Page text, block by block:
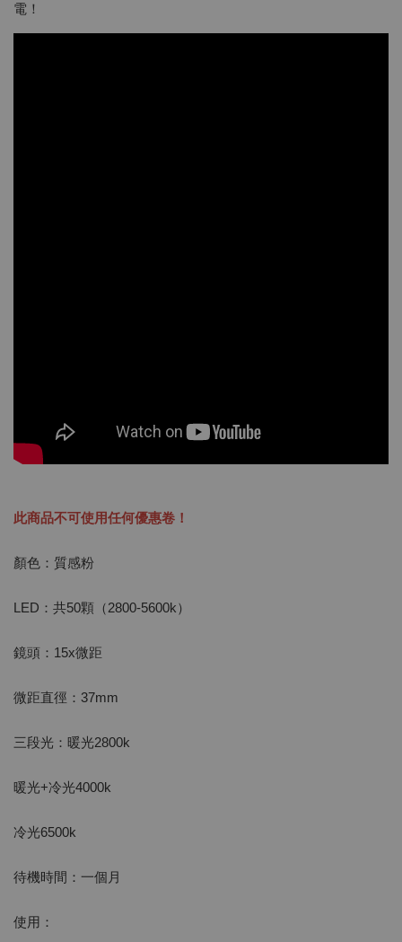
電！
此商品不可使用任何優惠卷！
顏色：質感粉
LED：共50顆（2800-5600k）
鏡頭：15x微距
微距直徑：37mm
三段光：暖光2800k
暖光+冷光4000k
冷光6500k
待機時間：一個月
使用：